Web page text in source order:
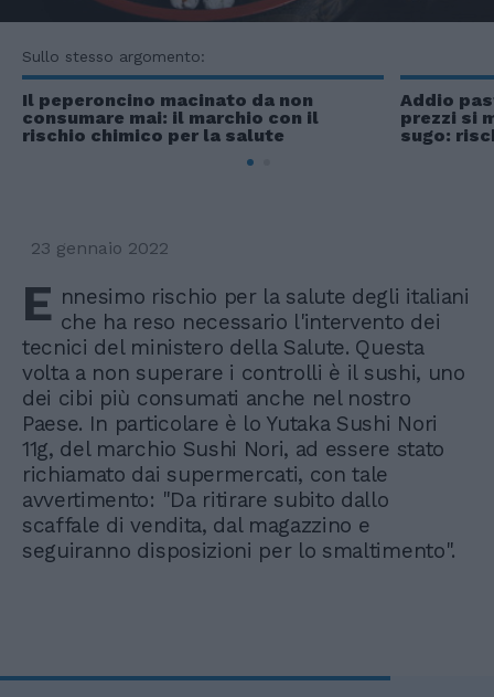
Sullo stesso argomento:
Il peperoncino macinato da non
consumare mai: il marchio con il
rischio chimico per la salute
Addio
prezzi si
sugo:
23 gennaio 2022
E nnesimo rischio per la salute degli italiani
che ha reso necessario l'intervento dei
tecnici del ministero della Salute. Questa
volta a non superare i controlli è il sushi, uno
dei cibi più consumati anche nel nostro
Paese. In particolare è lo Yutaka Sushi Nori
11g, del marchio Sushi Nori, ad essere stato
richiamato dai supermercati, con tale
avvertimento: "Da ritirare subito dallo
scaffale di vendita, dal magazzino e
seguiranno disposizioni per lo smaltimento".